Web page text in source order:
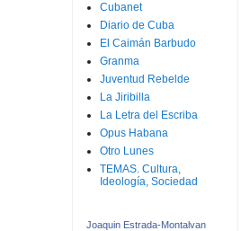
Cubanet
Diario de Cuba
El Caimán Barbudo
Granma
Juventud Rebelde
La Jiribilla
La Letra del Escriba
Opus Habana
Otro Lunes
TEMAS. Cultura,
Ideología, Sociedad
Joaquin Estrada-Montalvan